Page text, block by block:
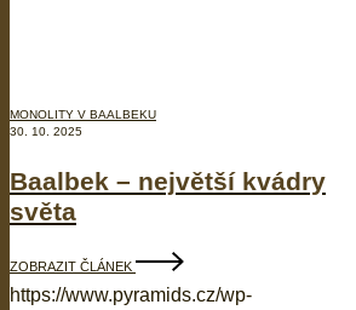
MONOLITY V BAALBEKU
30. 10. 2025
Baalbek – největší kvádry
světa
ZOBRAZIT ČLÁNEK
https://www.pyramids.cz/wp-